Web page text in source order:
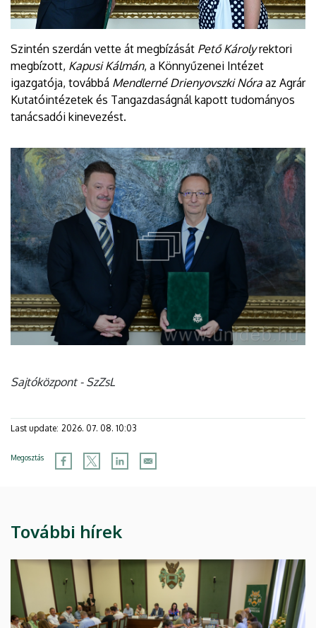
Szintén szerdán vette át megbízását Pető Károlyrektori
megbízott, Kapusi Kálmán, a Könnyűzenei Intézet
igazgatója, továbbá Mendlerné Drienyovszki Nóra az Agrár
Kutatóintézetek és Tangazdaságnál kapott tudományos
tanácsadói kinevezést.
Sajtóközpont - SzZsL
Last update: 2026. 07. 08. 10:03
Megosztás
További hírek